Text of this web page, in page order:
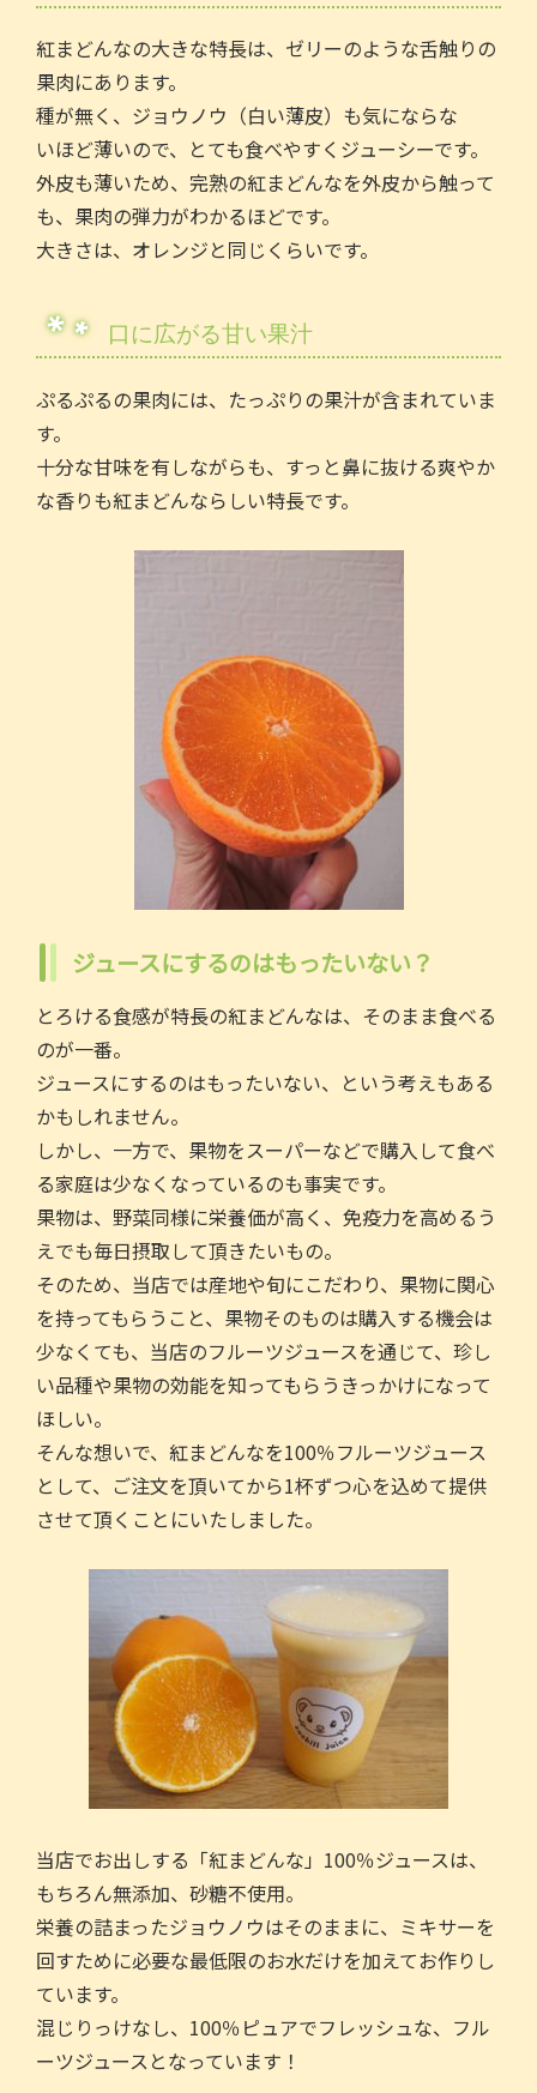
紅まどんなの⼤きな特⻑は、ゼリーのような⾆触りの
果⾁にあります。
種が無く、ジョウノウ（⽩い薄⽪）も気にならな
いほど薄いので、とても⾷べやすくジューシーです。
外⽪も薄いため、完熟の紅まどんなを外⽪から触って
も、果⾁の弾⼒がわかるほどです。
大きさは、オレンジと同じくらいです。
⼝に広がる⽢い果汁
ぷるぷるの果⾁には、たっぷりの果汁が含まれていま
す。
⼗分な⽢味を有しながらも、すっと⿐に抜ける爽やか
な⾹りも紅まどんならしい特⻑です。
ジュースにするのはもったいない？
とろける⾷感が特⻑の紅まどんなは、そのまま⾷べる
のが⼀番。
ジュースにするのはもったいない、という考えもある
かもしれません。
しかし、⼀⽅で、果物をスーパーなどで購⼊して⾷べ
る家庭は少なくなっているのも事実です。
果物は、野菜同様に栄養価が⾼く、免疫⼒を⾼めるう
えでも毎⽇摂取して頂きたいもの。
そのため、当店では産地や旬にこだわり、果物に関⼼
を持ってもらうこと、果物そのものは購⼊する機会は
少なくても、当店のフルーツジュースを通じて、珍し
い品種や果物の効能を知ってもらうきっかけになって
ほしい。
そんな想いで、紅まどんなを100％フルーツジュース
として、ご注⽂を頂いてから1杯ずつ⼼を込めて提供
させて頂くことにいたしました。
当店でお出しする「紅まどんな」100％ジュースは、
もちろん無添加、砂糖不使⽤。
栄養の詰まったジョウノウはそのままに、ミキサーを
回すために必要な最低限のお⽔だけを加えてお作りし
ています。
混じりっけなし、100％ピュアでフレッシュな、フル
ーツジュースとなっています！